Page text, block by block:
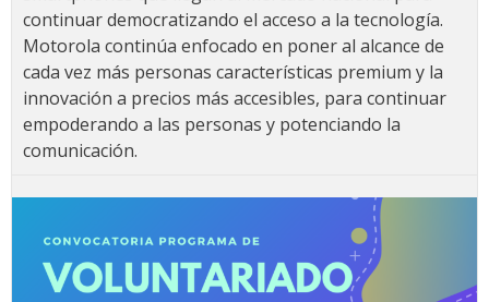
continuar democratizando el acceso a la tecnología.
Motorola continúa enfocado en poner al alcance de
cada vez más personas características premium y la
innovación a precios más accesibles, para continuar
empoderando a las personas y potenciando la
comunicación.